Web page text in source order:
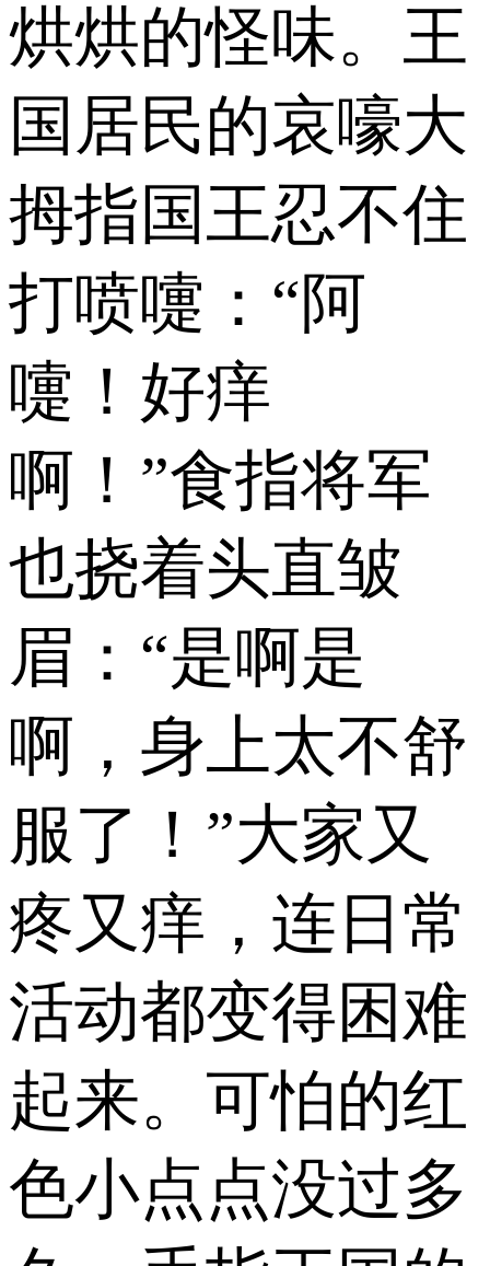
烘烘的怪味。王
国居民的哀嚎大
拇指国王忍不住
打喷嚏：“阿
嚏！好痒
啊！”食指将军
也挠着头直皱
眉：“是啊是
啊，身上太不舒
服了！”大家又
疼又痒，连日常
活动都变得困难
起来。可怕的红
色小点点没过多